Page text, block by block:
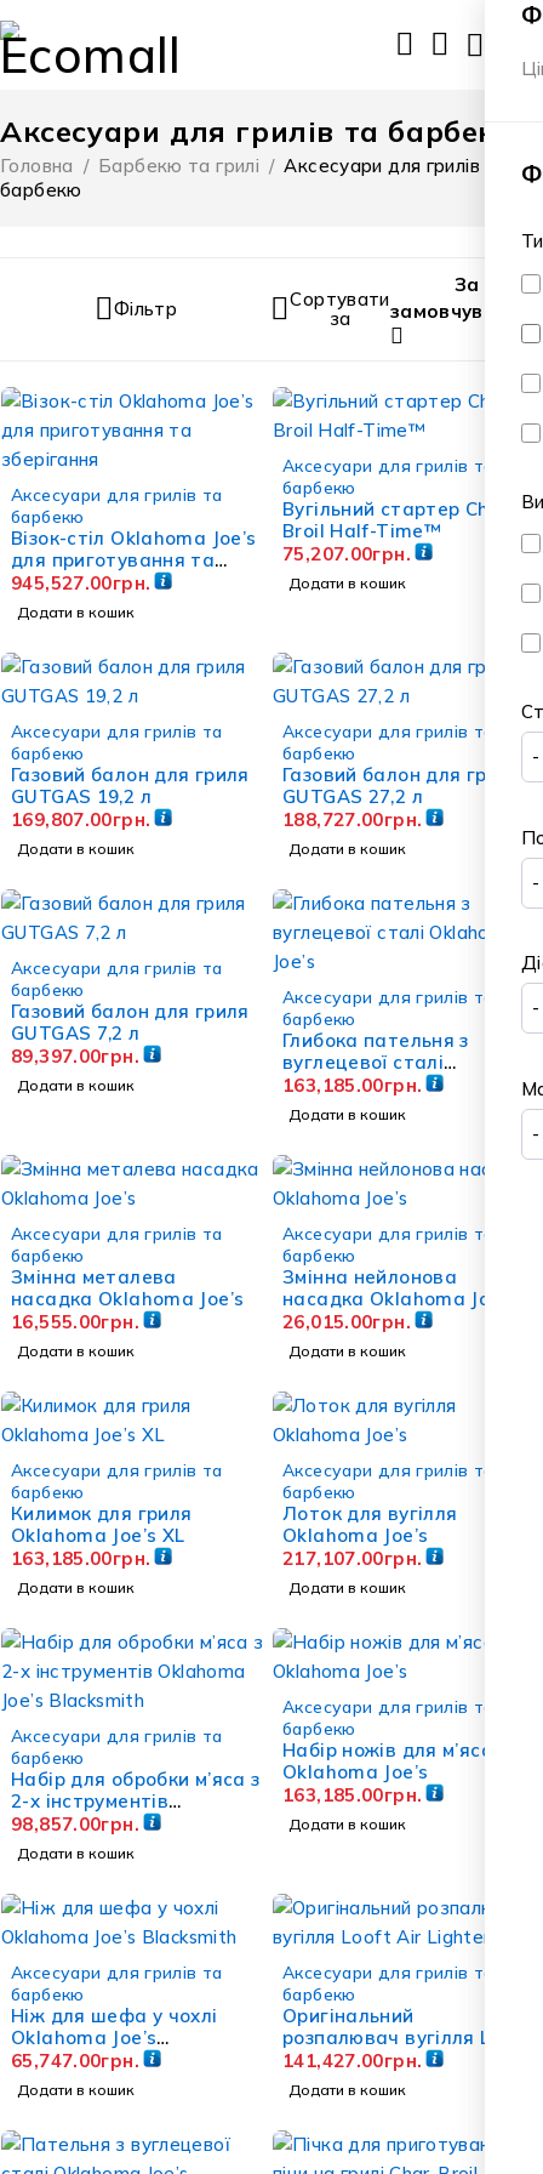
Аксесуари для грилів та барбекю
Головна / Барбекю та грилі / Аксесуари для грилів та
барбекю
Фільтр
Сортувати
за
За
замовчуванням
Аксесуари для грилів та
барбекю
Візок-стіл Oklahoma Joe’s
для приготування та
зберігання
945,527.00грн.
Додати в кошик
Аксесуари для грилів та
барбекю
Вугільний стартер Char-
Broil Half-Time™
75,207.00грн.
Додати в кошик
Аксесуари для грилів та
барбекю
Газовий балон для гриля
GUTGAS 19,2 л
169,807.00грн.
Додати в кошик
Аксесуари для грилів та
барбекю
Газовий балон для гриля
GUTGAS 27,2 л
188,727.00грн.
Додати в кошик
Аксесуари для грилів та
барбекю
Газовий балон для гриля
GUTGAS 7,2 л
89,397.00грн.
Додати в кошик
Аксесуари для грилів та
барбекю
Глибока пательня з
вуглецевої сталі
Oklahoma Joe’s
163,185.00грн.
Додати в кошик
Аксесуари для грилів та
барбекю
Змінна металева
насадка Oklahoma Joe’s
16,555.00грн.
Додати в кошик
Аксесуари для грилів та
барбекю
Змінна нейлонова
насадка Oklahoma Joe’s
26,015.00грн.
Додати в кошик
Аксесуари для грилів та
барбекю
Килимок для гриля
Oklahoma Joe’s XL
163,185.00грн.
Додати в кошик
Аксесуари для грилів та
барбекю
Лоток для вугілля
Oklahoma Joe’s
217,107.00грн.
Додати в кошик
Аксесуари для грилів та
барбекю
Набір для обробки м’яса з
2-х інструментів
Oklahoma Joe’s
Blacksmith
98,857.00грн.
Додати в кошик
Аксесуари для грилів та
барбекю
Набір ножів для м’яса
Oklahoma Joe’s
163,185.00грн.
Додати в кошик
Аксесуари для грилів та
барбекю
Ніж для шефа у чохлі
Oklahoma Joe’s
Blacksmith
65,747.00грн.
Додати в кошик
Аксесуари для грилів та
барбекю
Оригінальний
розпалювач вугілля Looft
Air Lighter
141,427.00грн.
Додати в кошик